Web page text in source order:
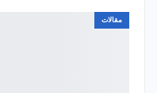
مقالات